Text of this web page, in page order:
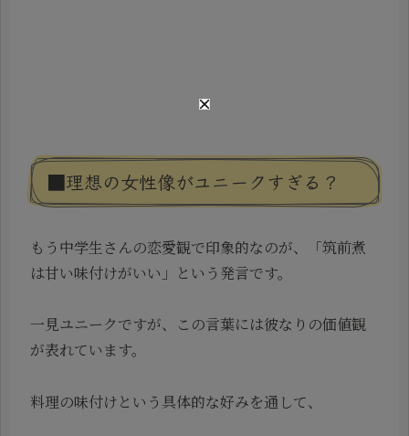
■理想の女性像がユニークすぎる？
もう中学生さんの恋愛観で印象的なのが、「筑前煮
は甘い味付けがいい」という発言です。
一見ユニークですが、この言葉には彼なりの価値観
が表れています。
料理の味付けという具体的な好みを通して、